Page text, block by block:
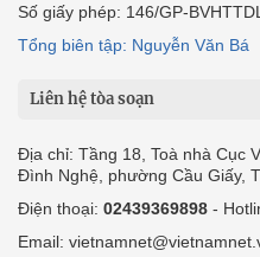
Số giấy phép: 146/GP-
Tổng biên tập: Nguyễn Văn Bá
Liên hệ tòa soạn
Địa chỉ: Tầng 18, Toà nhà Cục
Đình Nghệ, phường Cầu Giấy,
Điện thoại: 02439369898 -
Email: